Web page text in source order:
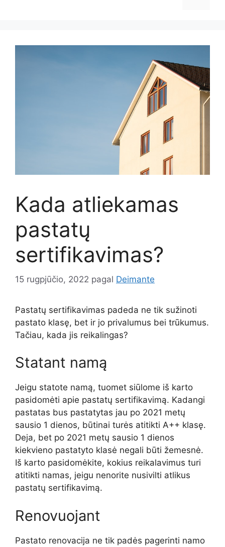
Kada atliekamas
pastatų
sertifikavimas?
15 rugpjūčio, 2022 pagal Deimante
Pastatų sertifikavimas padeda ne tik sužinoti
pastato klasę, bet ir jo privalumus bei trūkumus.
Tačiau, kada jis reikalingas?
Statant namą
Jeigu statote namą, tuomet siūlome iš karto
pasidomėti apie pastatų sertifikavimą. Kadangi
pastatas bus pastatytas jau po 2021 metų
sausio 1 dienos, būtinai turės atitikti A++ klasę.
Deja, bet po 2021 metų sausio 1 dienos
kiekvieno pastatyto klasė negali būti žemesnė.
Iš karto pasidomėkite, kokius reikalavimus turi
atitikti namas, jeigu nenorite nusivilti atlikus
pastatų sertifikavimą.
Renovuojant
Pastato renovacija ne tik padės pagerinti namo